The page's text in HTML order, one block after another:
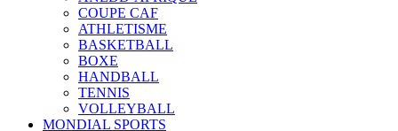
COUPE CAF
ATHLETISME
BASKETBALL
BOXE
HANDBALL
TENNIS
VOLLEYBALL
MONDIAL SPORTS